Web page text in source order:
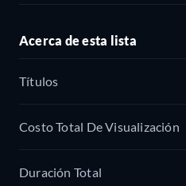
Acerca de esta lista
Títulos
Costo Total De Visualización
Duración Total